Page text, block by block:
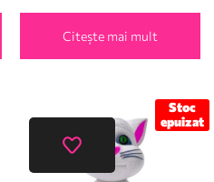
Citește mai mult
Stoc
epuizat